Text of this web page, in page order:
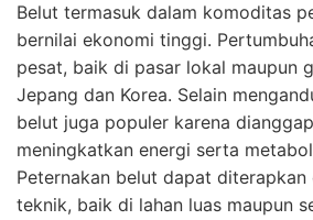
Belut termasuk dalam komoditas
bernilai ekonomi tinggi.
pesat, baik di pasar lokal maupun
Jepang dan Korea. Selain
belut juga populer karena
meningkatkan energi serta
Peternakan belut dapat diterapkan
teknik, baik di lahan luas maupun